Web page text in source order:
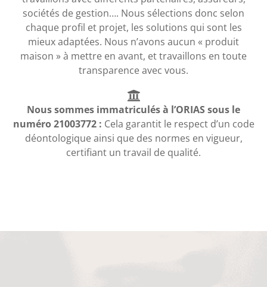
sociétés de gestion…. Nous sélections donc selon
chaque profil et projet, les solutions qui sont les
mieux adaptées. Nous n’avons aucun « produit
maison » à mettre en avant, et travaillons en toute
transparence avec vous.
Nous sommes immatriculés à l’ORIAS sous le
numéro 21003772 : Cela garantit le respect d’un code
déontologique ainsi que des normes en vigueur,
certifiant un travail de qualité.